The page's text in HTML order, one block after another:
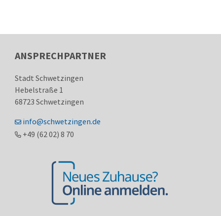
ANSPRECHPARTNER
Stadt Schwetzingen
Hebelstraße 1
68723 Schwetzingen
info@schwetzingen.de
+49 (6202) 8 70